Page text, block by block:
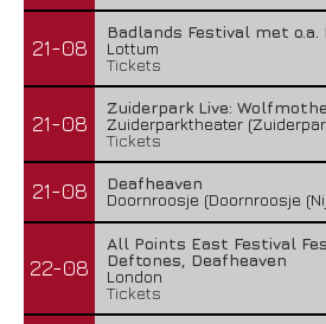
21-08
Badlands Festival met o.a.
Lottum
Tickets
21-08
Zuiderpark Live:
Zuiderparktheater
Tickets
21-08
Deafheaven
Doornroosje (Doornroosje
22-08
All Points East Festival
Deftones, Deafheaven
London
Tickets